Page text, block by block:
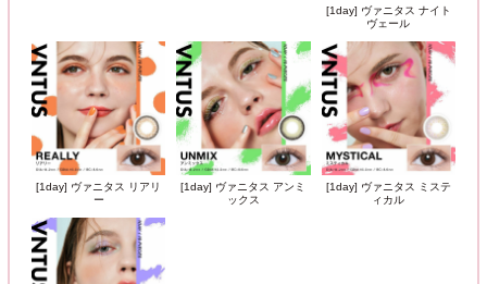
[1day] ヴァニタス ナイト
ヴェール
[1day] ヴァニタス リアリ
ー
[1day] ヴァニタス アンミ
ックス
[1day] ヴァニタス ミステ
ィカル